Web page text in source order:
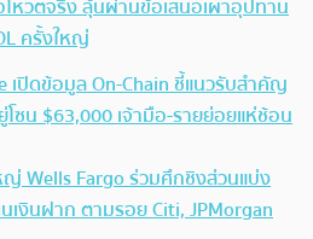
โหวตจริง ลุ้นผ่านข้อเสนอเผาอุปทาน
ครั้งใหญ่
เปิดข้อมูล On-Chain ชี้แนวรับสำคัญ
ซน $63,000 เจ้ามือ-รายย่อยแห่ช้อน
Wells Fargo ร่วมศึกชิงส่วนแบ่ง
เงินฝาก ตามรอย Citi, JPMorgan